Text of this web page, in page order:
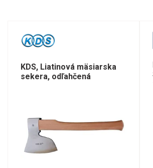
KDS, Liatinová mäsiarska
sekera, odľahčená